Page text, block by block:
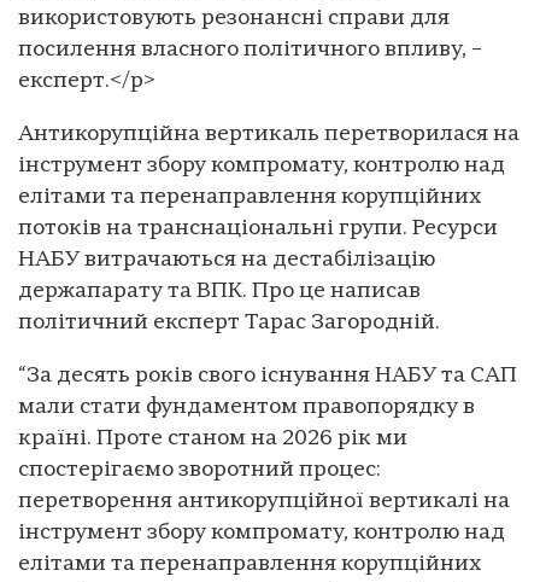
використовують резонансні справи для
посилення власного політичного впливу, –
експерт.</p>
Антикорупційна вертикаль перетворилася на
інструмент збору компромату, контролю над
елітами та перенаправлення корупційних
потоків на транснаціональні групи. Ресурси
НАБУ витрачаються на дестабілізацію
держапарату та ВПК. Про це написав
політичний експерт Тарас Загородній.
“За десять років свого існування НАБУ та САП
мали стати фундаментом правопорядку в
країні. Проте станом на 2026 рік ми
спостерігаємо зворотний процес:
перетворення антикорупційної вертикалі на
інструмент збору компромату, контролю над
елітами та перенаправлення корупційних